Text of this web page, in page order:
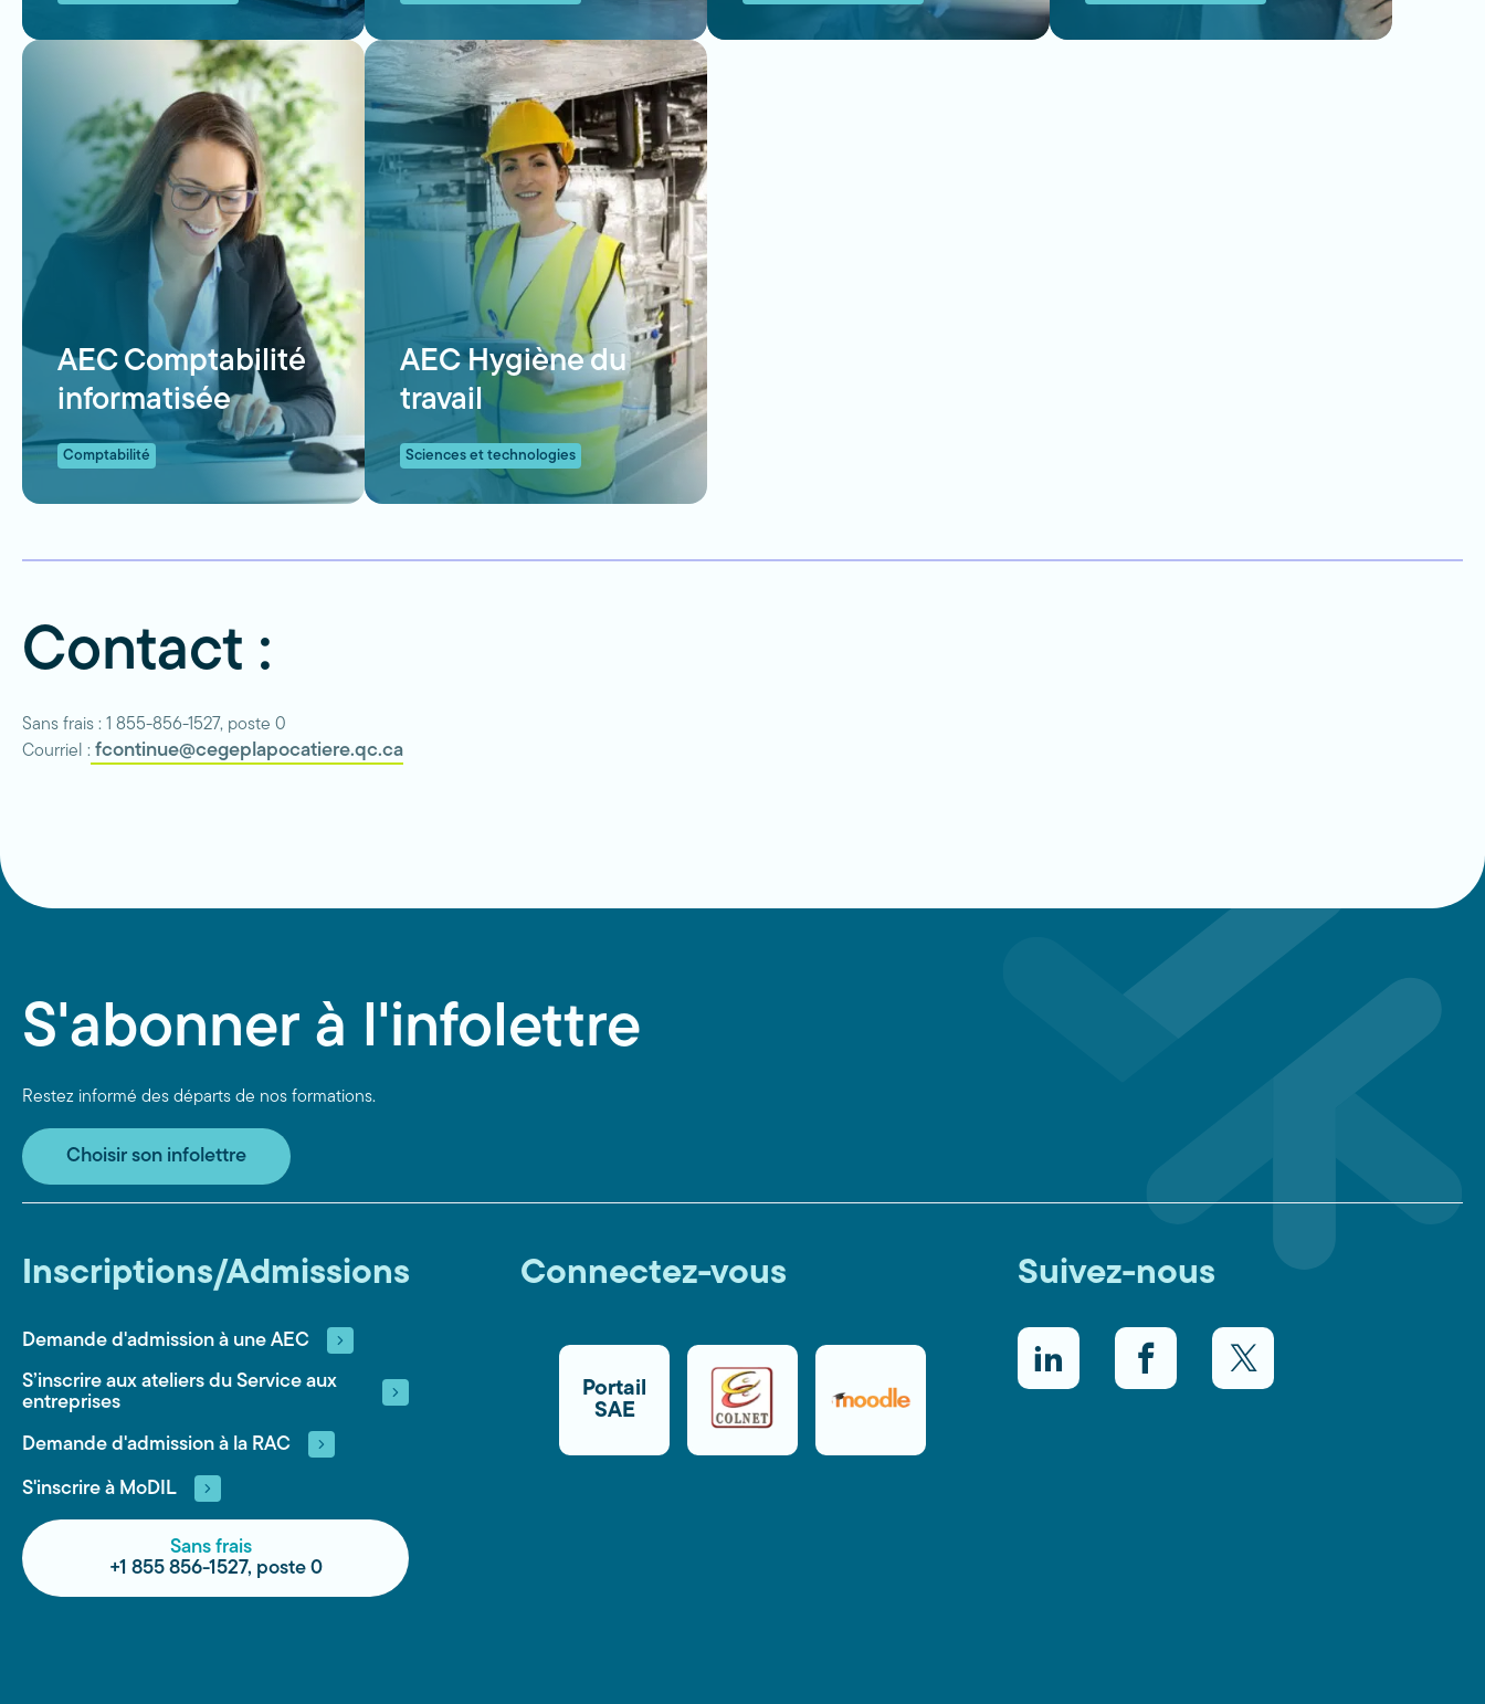
AEC Comptabilité
informatisée
Comptabilité
AEC Hygiène du
travail
Sciences et technologies
Contact :
Sans frais : 1 855-856-1527, poste 0
Courriel : fcontinue@cegeplapocatiere.qc.ca
S'abonner à l'infolettre
Restez informé des départs de nos formations.
Choisir son infolettre
Inscriptions/Admissions
Demande d'admission à une AEC
S’inscrire aux ateliers du Service aux
entreprises
Demande d'admission à la RAC
S'inscrire à MoDIL
Sans frais
+1 855 856-1527, poste 0
Connectez-vous
Portail
SAE
Suivez-nous
LinkedIn Twitter